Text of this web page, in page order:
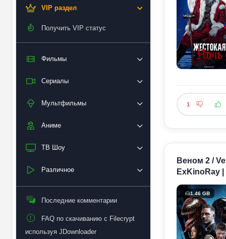
VIP раздел
Получить VIP статус
Фильмы
Сериалы
Мультфильмы
Аниме
ТВ Шоу
Различное
Последние комментарии
FAQ по скачиванию с Filecrypt
используя JDownloader
1
Веном 2 /
ExKinoRay
1.46 GB